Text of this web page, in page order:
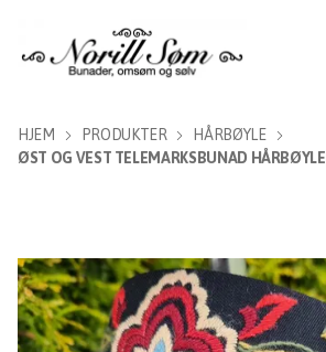
HJEM PRODUKTER
HÅRBØYLE
ØST OG VEST TELEMARKSBUNAD HÅRBØYLE